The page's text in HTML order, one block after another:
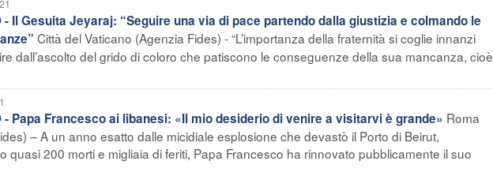
- Il Gesuita Jeyaraj: “Seguire una via di pace partendo dalla giustizia e colmando le
Città del Vaticano (Agenzia Fides) - “L’importanza della fraternità si coglie innanzi
dall’ascolto del grido di coloro che patiscono le conseguenze della sua mancanza, cioè
- Papa Francesco ai libanesi: «Il mio desiderio di venire a visitarvi è grande» Roma
– A un anno esatto dalle micidiale esplosione che devastò il Porto di Beirut,
quasi 200 morti e migliaia di feriti, Papa Francesco ha rinnovato pubblicamente il suo